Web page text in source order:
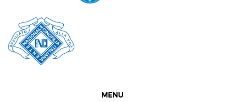
MENU